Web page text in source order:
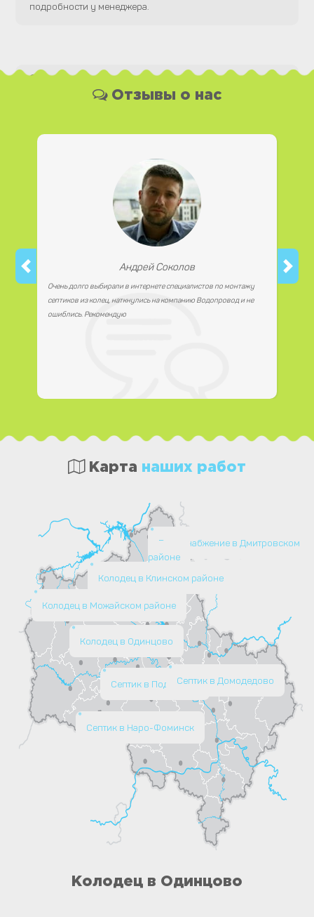
подробности у менеджера.
Какая у Вас форма оплаты ?
Вы можете оплатить наши услуги и необходимые
работаем с юридическими лицами.
Отзывы о нас
Андрей Соколов
Очень долго выбирали в интернете специалистов по монтажу
септиков из колец, наткнулись на компанию Водопровод и не
ошиблись. Рекомендую
Карта наших работ
Колодец в Одинцово
Септик в Подольске
Септик в Наро-Фоминск
Колодец в Клинском районе
Колодец в Можайском районе
Водоснабжение в Дмитровском
районе
Септик в Домодедово
Колодец в Одинцово